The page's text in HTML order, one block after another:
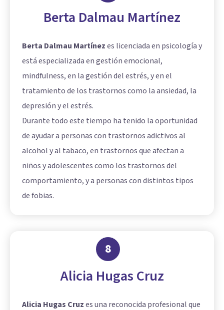
Berta Dalmau Martínez
Berta Dalmau Martínezes licenciada en psicología y
está especializada en gestión emocional,
mindfulness, en la gestión del estrés, y en el
tratamiento de los trastornos como la ansiedad, la
depresión y el estrés.
Durante todo este tiempo ha tenido la oportunidad
de ayudar a personas con trastornos adictivos al
alcohol y al tabaco, en trastornos que afectan a
niños y adolescentes como los trastornos del
comportamiento, y a personas con distintos tipos
de fobias.
8
Alicia Hugas Cruz
Alicia Hugas Cruzes una reconocida profesional que